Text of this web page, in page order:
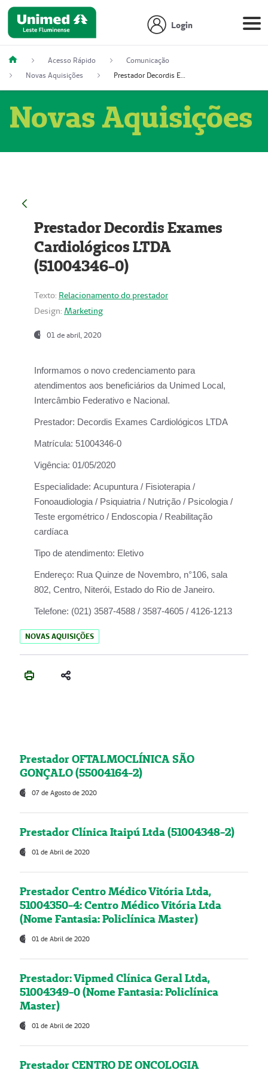
Login
Acesso Rápido
Comunicação
Novas Aquisições
Prestador Decordis Exames Cardiológicos LTDA (51004346-0)
Novas Aquisições
Prestador Decordis Exames
Cardiológicos LTDA
(51004346-0)
Texto: Relacionamento do prestador
Design: Marketing
01 de abril, 2020
Informamos o novo credenciamento para
atendimentos aos beneficiários da Unimed Local,
Intercâmbio Federativo e Nacional.
Prestador: Decordis Exames Cardiológicos LTDA
Matrícula: 51004346-0
Vigência: 01/05/2020
Especialidade: Acupuntura / Fisioterapia /
Fonoaudiologia / Psiquiatria / Nutrição / Psicologia /
Teste ergométrico / Endoscopia / Reabilitação
cardíaca
Tipo de atendimento: Eletivo
Endereço: Rua Quinze de Novembro, n°106, sala
802, Centro, Niterói, Estado do Rio de Janeiro.
Telefone: (021) 3587-4588 / 3587-4605 / 4126-1213
NOVAS AQUISIÇÕES
Prestador OFTALMOCLÍNICA SÃO
GONÇALO (55004164-2)
07 de Agosto de 2020
Prestador Clínica Itaipú Ltda (51004348-2)
01 de Abril de 2020
Prestador Centro Médico Vitória Ltda,
51004350-4: Centro Médico Vitória Ltda
(Nome Fantasia: Policlínica Master)
01 de Abril de 2020
Prestador: Vipmed Clínica Geral Ltda,
51004349-0 (Nome Fantasia: Policlínica
Master)
01 de Abril de 2020
Prestador CENTRO DE ONCOLOGIA